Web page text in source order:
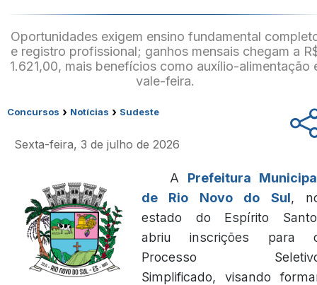
Oportunidades exigem ensino fundamental
e registro profissional; ganhos mensais chegam a
1.621,00, mais benefícios como auxílio-alimentação
vale-feira.
Concursos › Notícias › Sudeste
Sexta-feira, 3 de julho de 2026
A Prefeitura
de Rio Novo do Sul,
estado do Espírito
abriu inscrições para
Processo
Simplificado, visando